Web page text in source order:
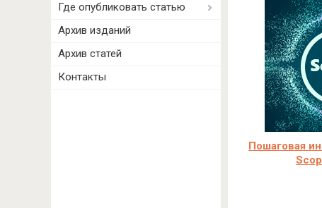
Пошаговая
Где опубликовать статью
Архив изданий
Архив статей
Контакты